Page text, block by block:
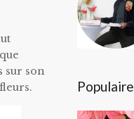
sur son
Populaire